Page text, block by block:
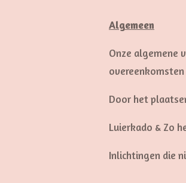
Algemeen
Onze algemene
Door het
Luierkado & Zo
Inlichtingen die